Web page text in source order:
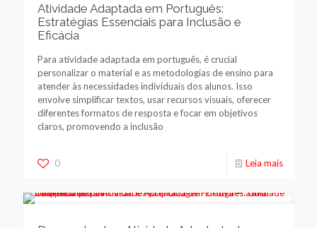
Atividade Adaptada em Português:
Estratégias Essenciais para Inclusão e
Eficácia
Para atividade adaptada em português, é crucial
personalizar o material e as metodologias de ensino para
atender às necessidades individuais dos alunos. Isso
envolve simplificar textos, usar recursos visuais, oferecer
diferentes formatos de resposta e focar em objetivos
claros, promovendo a inclusão
0 Leia mais